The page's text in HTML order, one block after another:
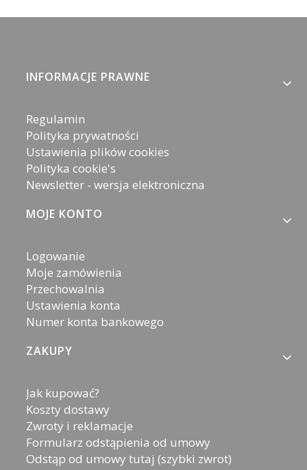
Linki w stopce
INFORMACJE PRAWNE
Regulamin
Polityka prywatności
Ustawienia plików cookies
Polityka cookie's
Newsletter - wersja elektroniczna
MOJE KONTO
Logowanie
Moje zamówienia
Przechowalnia
Ustawienia konta
Numer konta bankowego
ZAKUPY
Jak kupować?
Koszty dostawy
Zwroty i reklamacje
Formularz odstąpienia od umowy
Odstąp od umowy tutaj (szybki zwrot)